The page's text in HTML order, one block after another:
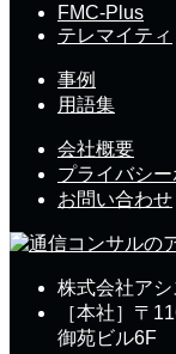
FMC-Plus
テレマイティ
事例
用語集
会社概要
プライバシ
お問い合わせ
株式会社ア
［本社］〒
御苑ビル6F